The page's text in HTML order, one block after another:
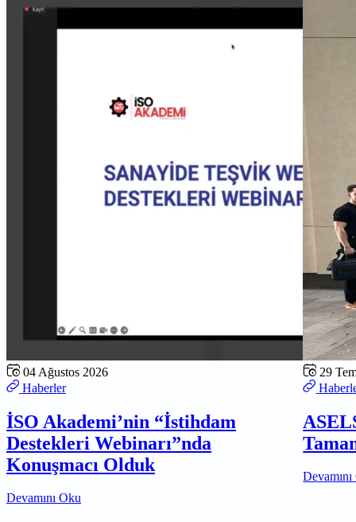
04 Ağustos 2026
Haberler
İSO Akademi’nin “İstihdam
Destekleri Webinarı”nda
Konuşmacı Olduk
Devamını Oku
29